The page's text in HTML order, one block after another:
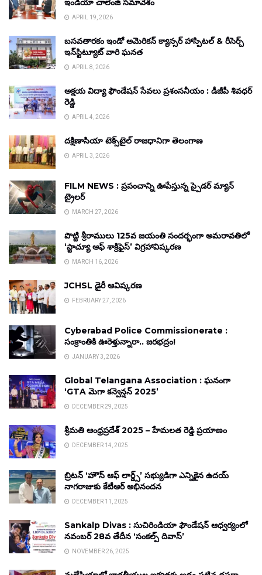
ఇండియా చాలెంజ్ సమావేశం
APRIL 19, 2026
బసవతారకం ఇండో అమెరికన్ క్యాన్సర్ హాస్పిటల్ & రీసెర్చ్
ఇన్‌స్టిట్యూట్ వారి ఘనత
APRIL 8, 2026
అక్షయ విద్యా ఫౌండేషన్ సేవలు ప్రశంసనీయం : డీజీపీ శివధర్
రెడ్డి
APRIL 4, 2026
దక్షిణాసియా టెక్స్‌టైల్ రాజధానిగా తెలంగాణ
APRIL 3, 2026
FILM NEWS : ప్రపంచాన్ని ఊపేస్తున్న స్పైడర్ మ్యాన్
ట్రైలర్
MARCH 27, 2026
పొట్టి శ్రీరాములు 125వ జయంతి సందర్భంగా అమరావతిలో
‘స్టాచ్యూ ఆఫ్ శాక్రిఫైస్’ విగ్రహావిష్కరణ
MARCH 16, 2026
JCHSL డైరీ ఆవిష్కరణ
FEBRUARY 27, 2026
Cyberabad Police Commissionerate :
సంక్రాంతికి ఊరెళ్తున్నారా.. జరభద్రం!
JANUARY 3, 2026
Global Telangana Association : ఘనంగా
‘GTA మెగా కన్వెన్షన్ 2025’
DECEMBER 29, 2025
శ్రీమతి ఆంధ్రప్రదేశ్ 2025 – హేమలత రెడ్డి ప్రయాణం
DECEMBER 14, 2025
బ్రిటన్ ‘హౌస్ ఆఫ్ లార్డ్స్’ సభ్యుడిగా ఎన్నికైన ఉదయ్
నాగరాజుకు కేటీఆర్ అభినందన
DECEMBER 11, 2025
Sankalp Divas : సుచిరిండియా ఫౌండేషన్ ఆధ్వర్యంలో
నవంబర్ 28వ తేదీన ‘సంకల్ప్ దివాస్’
NOVEMBER 26, 2025